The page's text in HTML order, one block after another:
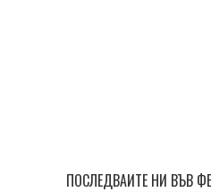
ПОСЛЕДВАЙТЕ НИ ВЪВ